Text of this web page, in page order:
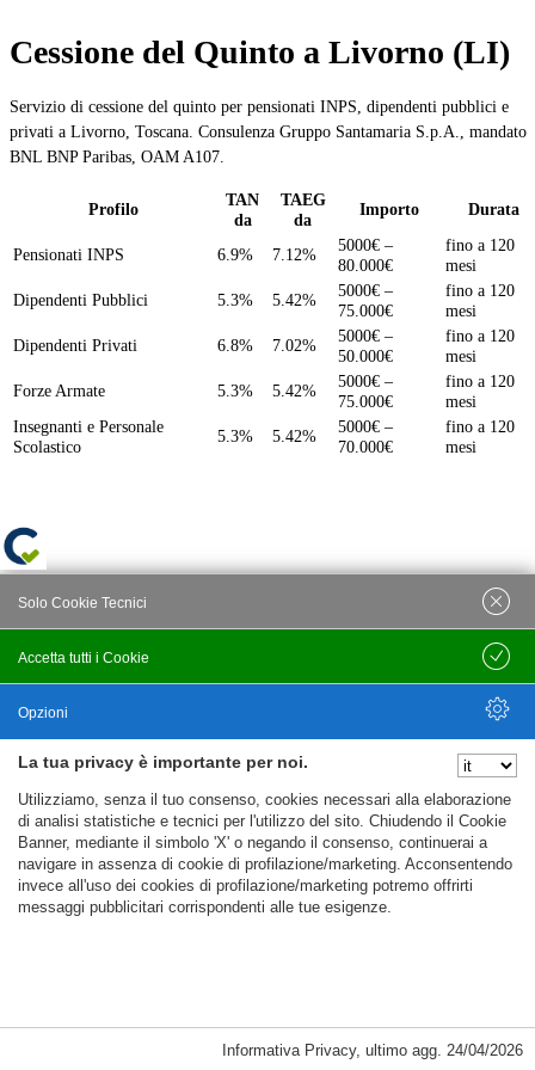
Cessione del Quinto a Livorno (LI)
Servizio di cessione del quinto per pensionati INPS, dipendenti pubblici e
privati a Livorno, Toscana. Consulenza Gruppo Santamaria S.p.A., mandato
BNL BNP Paribas, OAM A107.
Profilo
TAN
da
TAEG
da
Importo Durata
Pensionati INPS 6.9% 7.12%
5000€ –
80.000€
fino a 120
mesi
Dipendenti Pubblici
5.3% 5.42%
5000€ –
75.000€
fino a 120
mesi
Dipendenti Privati
6.8% 7.02%
5000€ –
50.000€
fino a 120
mesi
Forze Armate
5.3% 5.42%
5000€ –
75.000€
fino a 120
mesi
Insegnanti e Personale
Scolastico
5.3% 5.42%
5000€ –
70.000€
fino a 120
mesi
La tua privacy è importante per noi.
Utilizziamo, senza il tuo consenso, cookies necessari alla elaborazione
di analisi statistiche e tecnici per l'utilizzo del sito. Chiudendo il Cookie
Banner, mediante il simbolo 'X' o negando il consenso, continuerai a
navigare in assenza di cookie di profilazione/marketing. Acconsentendo
invece all'uso dei cookies di profilazione/marketing potremo offrirti
messaggi pubblicitari corrispondenti alle tue esigenze.
Cookie Necessari, Tecnici di Sessione
Accetta tutti i Cookie
Solo Cookie Tecnici
Salva
Opzioni
Nascondi Opzioni
Informativa Privacy, ultimo agg. 24/04/2026